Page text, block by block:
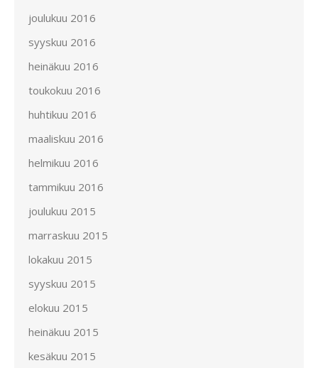
joulukuu 2016
syyskuu 2016
heinäkuu 2016
toukokuu 2016
huhtikuu 2016
maaliskuu 2016
helmikuu 2016
tammikuu 2016
joulukuu 2015
marraskuu 2015
lokakuu 2015
syyskuu 2015
elokuu 2015
heinäkuu 2015
kesäkuu 2015